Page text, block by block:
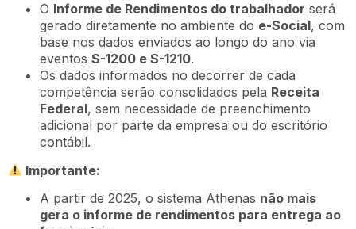
O Informe de Rendimentos do trabalhador será
gerado diretamente no ambiente do e-Social, com
base nos dados enviados ao longo do ano via
eventos S-1200 e S-1210.
Os dados informados no decorrer de cada
competência serão consolidados pela Receita
Federal, sem necessidade de preenchimento
adicional por parte da empresa ou do escritório
contábil.
Importante:
A partir de 2025, o sistema Athenas não mais
gera o informe de rendimentos para entrega ao